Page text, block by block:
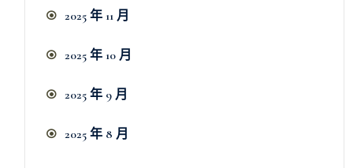
2025 年 11 月
2025 年 10 月
2025 年 9 月
2025 年 8 月